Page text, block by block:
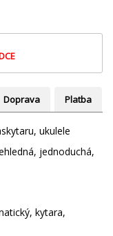
Doprava Platba
ukulele
jednoduchá,
kytara,